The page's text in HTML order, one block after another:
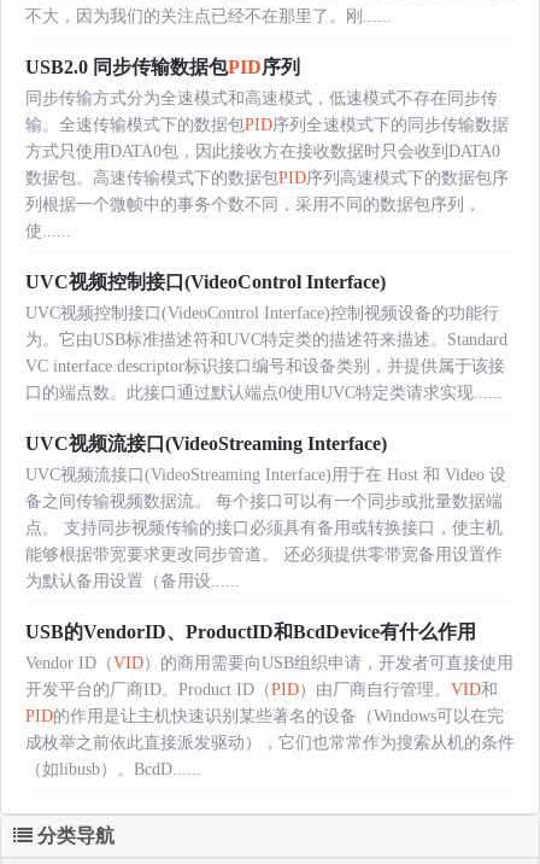
不大，因为我们的关注点已经不在那里了。刚......
USB2.0 同步传输数据包PID序列
同步传输方式分为全速模式和高速模式，低速模式不存在同步传
输。全速传输模式下的数据包PID 序列全速模式下的同步传输数据
方式只使用DATA0包，因此接收方在接收数据时只会收到DATA0
数据包。高速传输模式下的数据包PID 序列高速模式下的数据包序
列根据一个微帧中的事务个数不同，采用不同的数据包序列，
使......
UVC视频控制接口(VideoControl Interface)
UVC视频控制接口(VideoControl Interface)控制视频设备的功能行
为。它由USB标准描述符和UVC特定类的描述符来描述。Standard
VC interface descriptor标识接口编号和设备类别，并提供属于该接
口的端点数。此接口通过默认端点0使用UVC特定类请求实现......
UVC视频流接口(VideoStreaming Interface)
UVC视频流接口(VideoStreaming Interface)用于在 Host 和 Video 设
备之间传输视频数据流。 每个接口可以有一个同步或批量数据端
点。 支持同步视频传输的接口必须具有备用或转换接口，使主机
能够根据带宽要求更改同步管道。 还必须提供零带宽备用设置作
为默认备用设置（备用设......
USB的VendorID、ProductID和BcdDevice有什么作用
Vendor ID（VID）的商用需要向USB组织申请，开发者可直接使用
开发平台的厂商ID。Product ID（PID）由厂商自行管理。 VID和
PID的作用是让主机快速识别某些著名的设备（Windows可以在完
成枚举之前依此直接派发驱动），它们也常常作为搜索从机的条件
（如libusb）。BcdD......
分类导航